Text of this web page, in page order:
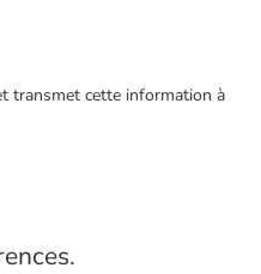
transmet cette information à